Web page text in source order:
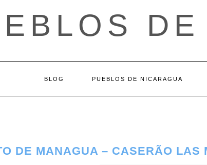
BLOG PUEBLOS DE NICARAGUA
DE MANAGUA – CASERÃ­O LAS